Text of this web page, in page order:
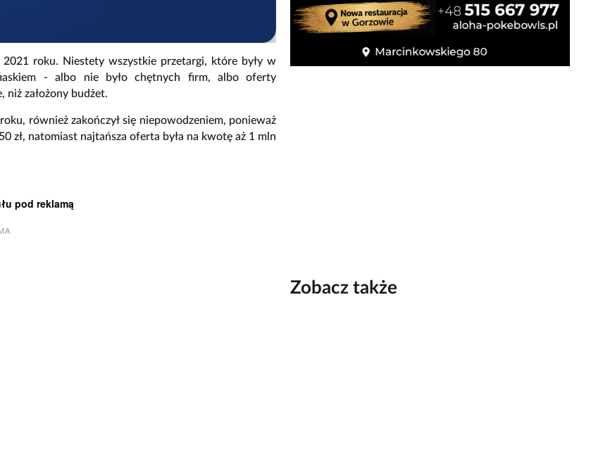
roku. Niestety wszystkie przetargi, które były w
- albo nie było chętnych firm, albo oferty
założony budżet.
również zakończył się niepowodzeniem, ponieważ
zł, natomiast najtańsza oferta była na kwotę aż 1 mln
pod reklamą
Zobacz także